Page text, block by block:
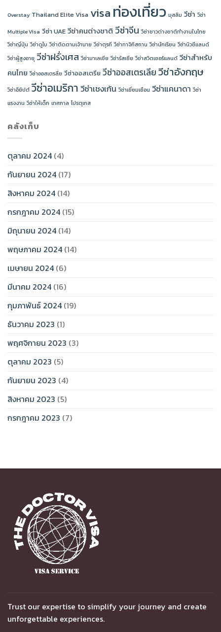
Overstay Thailand Elite Visa visa ท่องเที่ยว มุสลิม วีซ่า วีซ่า
Multiple Visa วีซ่า UAE วีซ่าคนต่างชาติ วีซ่าจีน วีซ่าชาวต่างชาติทำงานในไทย
วีซ่าญี่ปุ่น วีซ่าดูไบ วีซ่าติดตามเจ้านาย วีซ่าตุรกี วีซ่าทาจิกิสถาน วีซ่านักเรียน วีซ่านิวซีแลนด์
วีซ่าผู้สูงอายุ วีซ่าฝรั่งเศส วีซ่ามาเลเซีย วีซ่ารัสเซีย วีซ่าสวิตเซอร์แลนด์ วีซ่าสำหรับ
คนไทย วีซ่าออสเตรลีย วีซ่าออสเตรีย วีซ่าออสเตรเลียวีซ่าอังกฤษ
วีซ่าอียิปต์ วีซ่าอเมริกา วีซ่าเชงเก้น วีซ่าเยี่ยมเยือน วีซ่าแคนาดา วีซ่า
แรงงาน วีซ่าให้เด็ก เทศกาล โปรตุเกส
คลังเก็บ
ตุลาคม 2024 (4)
กันยายน 2024 (17)
สิงหาคม 2024 (14)
กรกฎาคม 2024 (15)
มิถุนายน 2024 (14)
พฤษภาคม 2024 (14)
เมษายน 2024 (6)
มีนาคม 2024 (16)
กุมภาพันธ์ 2024 (19)
ธันวาคม 2023 (1)
พฤศจิกายน 2023 (3)
ตุลาคม 2023 (5)
กันยายน 2023 (4)
สิงหาคม 2023 (5)
กรกฎาคม 2023 (7)
Trust our expertise to simplify your journey and create
unforgettable experiences.